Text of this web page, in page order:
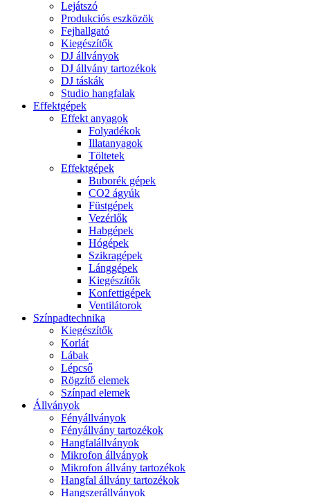
Lejátszó
Produkciós eszközök
Fejhallgató
Kiegészítők
DJ állványok
DJ állvány tartozékok
DJ táskák
Studio hangfalak
Effektgépek
Effekt anyagok
Folyadékok
Illatanyagok
Töltetek
Effektgépek
Buborék gépek
CO2 ágyúk
Füstgépek
Vezérlők
Habgépek
Hógépek
Szikragépek
Lánggépek
Kiegészítők
Konfettigépek
Ventilátorok
Színpadtechnika
Kiegészítők
Korlát
Lábak
Lépcső
Rögzítő elemek
Színpad elemek
Állványok
Fényállványok
Fényállvány tartozékok
Hangfalállványok
Mikrofon állványok
Mikrofon állvány tartozékok
Hangfal állvány tartozékok
Hangszerállványok